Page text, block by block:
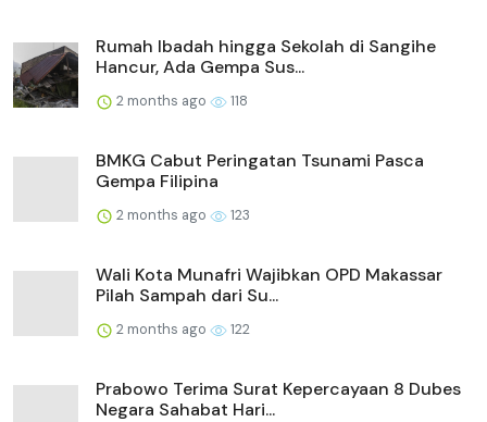
Rumah Ibadah hingga Sekolah di Sangihe
Hancur, Ada Gempa Sus...
2 months ago 118
BMKG Cabut Peringatan Tsunami Pasca
Gempa Filipina
2 months ago 123
Wali Kota Munafri Wajibkan OPD Makassar
Pilah Sampah dari Su...
2 months ago 122
Prabowo Terima Surat Kepercayaan 8 Dubes
Negara Sahabat Hari...